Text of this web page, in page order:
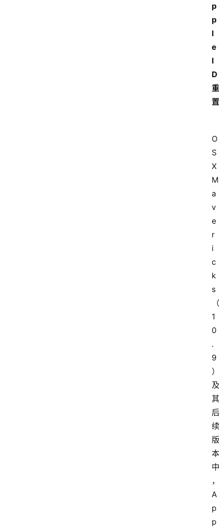
p
p
l
e
I
D
重
置
O
S
X
M
a
v
e
r
i
c
k
s
（
1
0
.
9
）
及
其
后
续
版
本
中
，
A
p
p